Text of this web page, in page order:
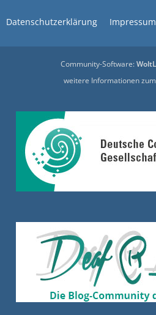
Datenschutzerklärung Impressum
Community-Software:
weitere Informationen